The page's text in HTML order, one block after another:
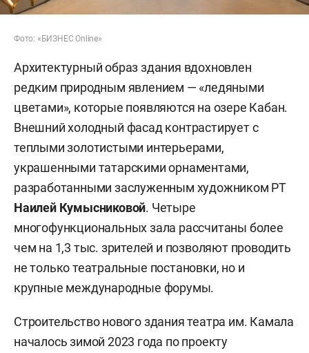
Фото: «БИЗНЕС Online»
Архитектурный образ здания вдохновлен
редким природным явлением — «ледяными
цветами», которые появляются на озере Кабан.
Внешний холодный фасад контрастирует с
теплыми золотистыми интерьерами,
украшенными татарскими орнаментами,
разработанными заслуженным художником РТ
Наилей Кумысниковой. Четыре
многофункциональных зала рассчитаны более
чем на 1,3 тыс. зрителей и позволяют проводить
не только театральные постановки, но и
крупные международные форумы.
Строительство нового здания театра им. Камала
началось зимой 2023 года по проекту